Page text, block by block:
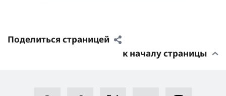
Поделиться страницей
к началу страницы